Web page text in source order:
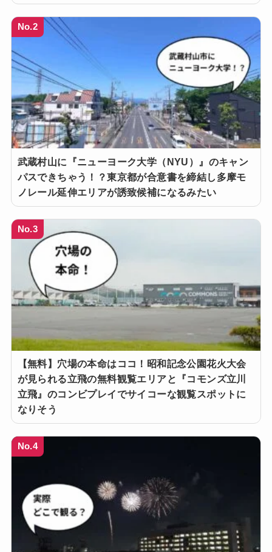
No.2
武蔵村山に『ニューヨーク大学（NYU）』のキャン
パスできちゃう！？東京都が合意書を締結し多摩モ
ノレール延伸エリアが誘致候補になるみたい
No.3
【無料】穴場の本命はココ！昭和記念公園花火大会
が見られる立飛の無料観覧エリアと『コモンズ立川
立飛』のコンビプレイでサイコーな観覧スポットに
なりそう
No.4